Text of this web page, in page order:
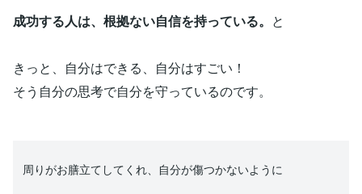
成功する人は、根拠ない自信を持っている。 と
きっと、自分はできる、自分はすごい！
そう自分の思考で自分を守っているのです。
周りがお膳立てしてくれ、自分が傷つかないように